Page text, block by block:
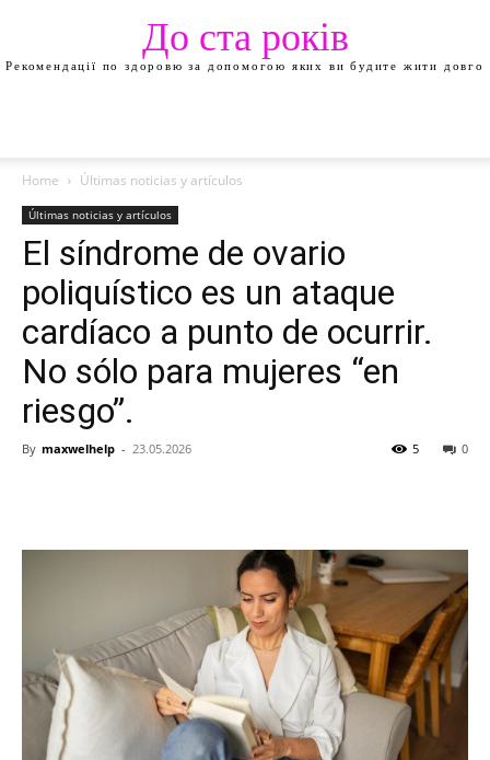
До ста років
Рекомендації по здоровю за допомогою яких ви будите жити довго
Home Últimas noticias y artículos
Últimas noticias y artículos
El síndrome de ovario
poliquístico es un ataque
cardíaco a punto de ocurrir.
No sólo para mujeres “en
riesgo”.
By maxwelhelp - 23.05.2026 0
5